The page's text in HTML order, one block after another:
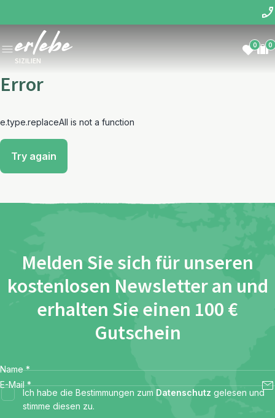
SIZILIEN
0 0
Error
e.type.replaceAll is not a function
Try again
Melden Sie sich für unseren
kostenlosen Newsletter an und
erhalten Sie einen 100 €
Gutschein
Name *
E-Mail *
Ich habe die Bestimmungen zum Datenschutz gelesen und
stimme diesen zu.